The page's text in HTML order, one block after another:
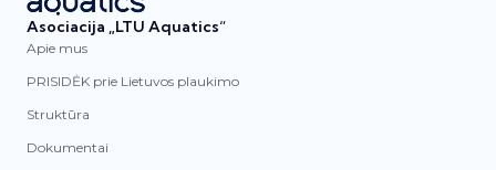
Asociacija „LTU Aquatics“
Apie mus
PRISIDĖK prie Lietuvos plaukimo
Struktūra
Dokumentai